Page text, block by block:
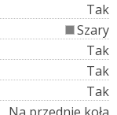
Tak
Szary
Tak
Tak
Tak